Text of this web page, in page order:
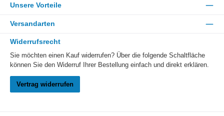
Unsere Vorteile
Versandarten
Widerrufsrecht
Sie möchten einen Kauf widerrufen? Über die folgende Schaltfläche
können Sie den Widerruf Ihrer Bestellung einfach und direkt erklären.
Vertrag widerrufen